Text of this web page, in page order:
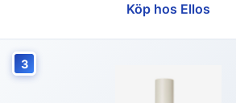
Köp hos Ellos
3